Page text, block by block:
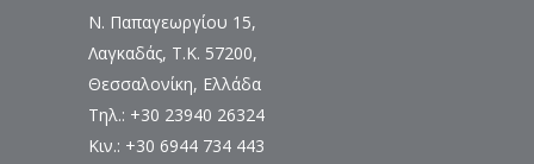
Ν. Παπαγεωργίου 15,
Λαγκαδάς, Τ.Κ. 57200,
Θεσσαλονίκη, Ελλάδα
Τηλ.: +30 23940 26324
Κιν.: +30 6944 734 443